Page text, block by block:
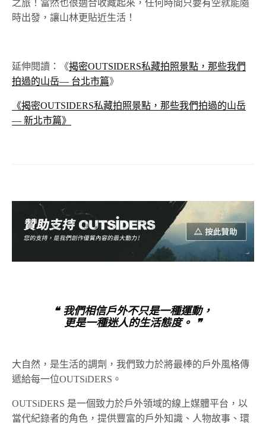
之旅！當然也很適合收藏起來，任何時間只要有空就能隨
時出發，讓山林更貼近生活！
延伸閱讀：《揭密OUTSIDERS私藏拍照景點，那些我們
拍過的山岳— 台北市篇》
《揭密OUTSIDERS私藏拍照景點，那些我們拍過的山岳
— 新北市篇》
❝ 我們相信戶外不只是一種運動，
更是一種迷人的生活態度。 ❞
大自然，是生活的調劑，我們致力於將最棒的戶外風格傳
遞給每一位OUTSiDERS。
OUTSiDERS 是一個致力於戶外領域的線上媒體平台，以
當代紀錄者的角色，提供豐富的戶外知識、人物故事、環